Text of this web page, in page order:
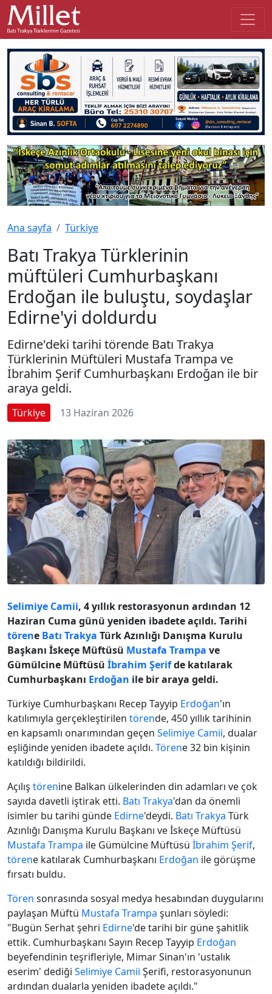
Ana sayfa Türkiye
Batı Trakya Türklerinin
müftüleri Cumhurbaşkanı
Erdoğan ile buluştu, soydaşlar
Edirne'yi doldurdu
Edirne'deki tarihi törende Batı Trakya
Türklerinin Müftüleri Mustafa Trampa ve
İbrahim Şerif Cumhurbaşkanı Erdoğan ile bir
araya geldi.
Türkiye 13 Haziran 2026
Selimiye Camii, 4 yıllık restorasyonun ardından 12
Haziran Cuma günü yeniden ibadete açıldı. Tarihi
törene Batı Trakya Türk Azınlığı Danışma Kurulu
Başkanı İskeçe Müftüsü Mustafa Trampa ve
Gümülcine Müftüsü İbrahim Şerifde katılarak
Cumhurbaşkanı Erdoğan ile bir araya geldi.
Türkiye Cumhurbaşkanı Recep Tayyip Erdoğan'ın
katılımıyla gerçekleştirilen törende, 450 yıllık tarihinin
en kapsamlı onarımından geçen Selimiye Camii, dualar
eşliğinde yeniden ibadete açıldı. Törene 32 bin kişinin
katıldığı bildirildi.
Açılış törenine Balkan ülkelerinden din adamları ve çok
sayıda davetli iştirak etti. Batı Trakya'dan da önemli
isimler bu tarihi günde Edirne'deydi. Batı Trakya Türk
Azınlığı Danışma Kurulu Başkanı ve İskeçe Müftüsü
Mustafa Trampa ile Gümülcine Müftüsü İbrahim Şerif,
törene katılarak Cumhurbaşkanı Erdoğan ile görüşme
fırsatı buldu.
Tören sonrasında sosyal medya hesabından duygularını
paylaşan Müftü Mustafa Trampa şunları söyledi:
"Bugün Serhat şehri Edirne'de tarihi bir güne şahitlik
ettik. Cumhurbaşkanı Sayın Recep Tayyip Erdoğan
beyefendinin teşrifleriyle, Mimar Sinan'ın 'ustalık
eserim' dediği Selimiye Camii Şerifi, restorasyonunun
ardından dualarla yeniden ibadete açıldı."